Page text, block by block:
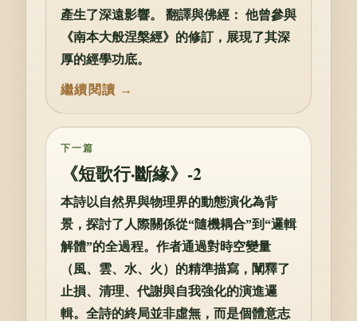
產生了深遠影響。 翻譯與佛經： 他曾參與
《南本大般涅槃經》的修訂，展現了其深
厚的經學功底。
下一篇
《短歌行·斷緣》-2
本詩以自然界與物理界的動態演化為背
景，探討了人際關係從“隨機耦合”到“邏輯
解體”的全過程。作者通過對時空變量
（風、雲、水、火）的精準描寫，闡釋了
止損、清理、代謝與自我強化的演進邏
輯。全詩的終局並非虛無，而是個體意志